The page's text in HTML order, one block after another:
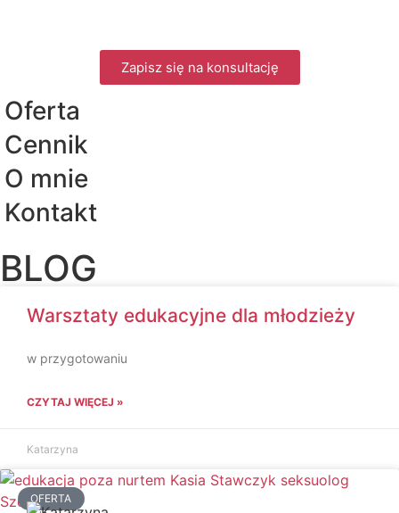
Zapisz się na konsultację
Oferta
Cennik
O mnie
Kontakt
BLOG
Warsztaty edukacyjne dla młodzieży
w przygotowaniu
CZYTAJ WIĘCEJ »
Katarzyna
OFERTA